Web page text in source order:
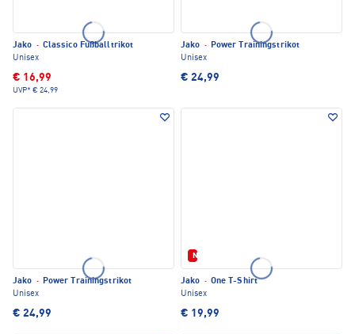
Jako · Classico Fußballtrikot
Unisex
€ 16,99
UVP* € 24,99
Jako · Power Trainingstrikot
Unisex
€ 24,99
Jako · Power Trainingstrikot
Unisex
€ 24,99
Neu
Jako · One T-Shirt
Unisex
€ 19,99